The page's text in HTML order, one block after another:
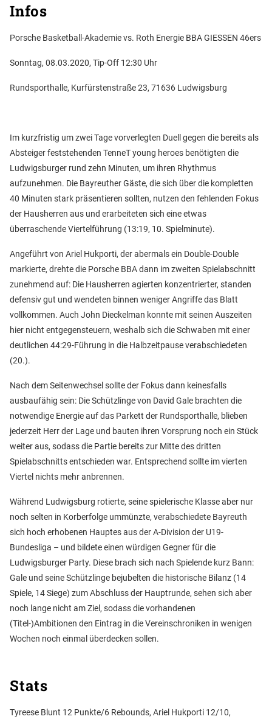
Infos
Porsche Basketball-Akademie vs. Roth Energie BBA GIESSEN 46ers
Sonntag, 08.03.2020, Tip-Off 12:30 Uhr
Rundsporthalle, Kurfürstenstraße 23, 71636 Ludwigsburg
Im kurzfristig um zwei Tage vorverlegten Duell gegen die bereits als
Absteiger feststehenden TenneT young heroes benötigten die
Ludwigsburger rund zehn Minuten, um ihren Rhythmus
aufzunehmen. Die Bayreuther Gäste, die sich über die kompletten
40 Minuten stark präsentieren sollten, nutzen den fehlenden Fokus
der Hausherren aus und erarbeiteten sich eine etwas
überraschende Viertelführung (13:19, 10. Spielminute).
Angeführt von Ariel Hukporti, der abermals ein Double-Double
markierte, drehte die Porsche BBA dann im zweiten Spielabschnitt
zunehmend auf: Die Hausherren agierten konzentrierter, standen
defensiv gut und wendeten binnen weniger Angriffe das Blatt
vollkommen. Auch John Dieckelman konnte mit seinen Auszeiten
hier nicht entgegensteuern, weshalb sich die Schwaben mit einer
deutlichen 44:29-Führung in die Halbzeitpause verabschiedeten
(20.).
Nach dem Seitenwechsel sollte der Fokus dann keinesfalls
ausbaufähig sein: Die Schützlinge von David Gale brachten die
notwendige Energie auf das Parkett der Rundsporthalle, blieben
jederzeit Herr der Lage und bauten ihren Vorsprung noch ein Stück
weiter aus, sodass die Partie bereits zur Mitte des dritten
Spielabschnitts entschieden war. Entsprechend sollte im vierten
Viertel nichts mehr anbrennen.
Während Ludwigsburg rotierte, seine spielerische Klasse aber nur
noch selten in Korberfolge ummünzte, verabschiedete Bayreuth
sich hoch erhobenen Hauptes aus der A-Division der U19-
Bundesliga – und bildete einen würdigen Gegner für die
Ludwigsburger Party. Diese brach sich nach Spielende kurz Bann:
Gale und seine Schützlinge bejubelten die historische Bilanz (14
Spiele, 14 Siege) zum Abschluss der Hauptrunde, sehen sich aber
noch lange nicht am Ziel, sodass die vorhandenen
(Titel-)Ambitionen den Eintrag in die Vereinschroniken in wenigen
Wochen noch einmal überdecken sollen.
Stats
Tyreese Blunt 12 Punkte/6 Rebounds, Ariel Hukporti 12/10,